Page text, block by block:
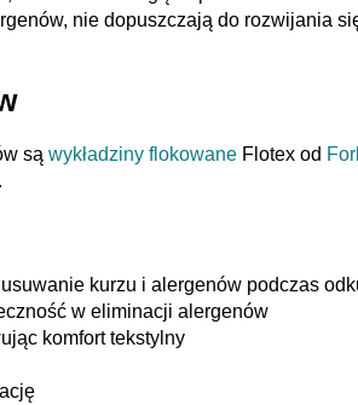
nie dopuszczają do rozwijania
są wykładziny flokowane Flotex od
kurzu i alergenów podczas
w eliminacji alergenów
komfort tekstylny